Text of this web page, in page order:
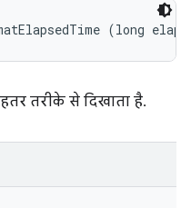
(long
तरीके से दिखाता है.